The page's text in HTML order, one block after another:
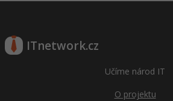
ITnetwork.cz
Učíme národ IT
O projektu